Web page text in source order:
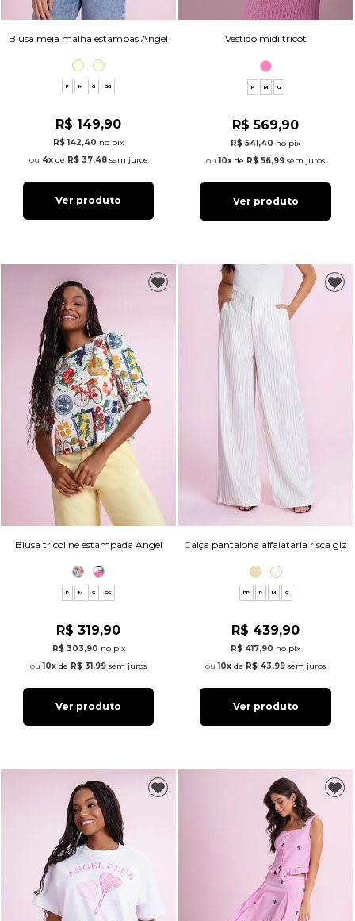
Blusa meia malha estampas Angel
P M G GG
R$ 149,90
R$ 142,40 no pix
4x de R$ 37,48 sem juros
Ver produto
Vestido midi tricot
P M G
R$ 569,90
R$ 541,40 no pix
10x de R$ 56,99 sem juros
Ver produto
Blusa tricoline estampada Angel
P M G GG
R$ 319,90
R$ 303,90 no pix
10x de R$ 31,99 sem juros
Ver produto
Calça pantalona alfaiataria risca giz
PP P M G
R$ 439,90
R$ 417,90 no pix
10x de R$ 43,99 sem juros
Ver produto